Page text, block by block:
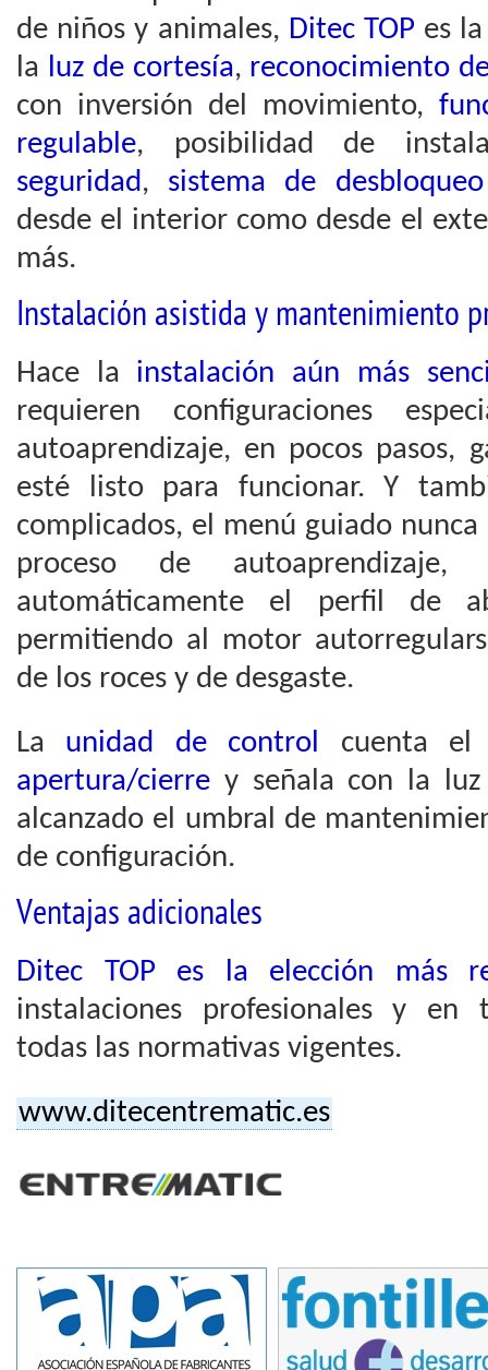
de niños y animales, Ditec TOP es
la luz de cortesía, reconocimiento
con inversión del movimiento,
regulable, posibilidad de
seguridad, sistema de
desde el interior como desde el
más.
Instalación asistida y mantenimiento
Hace la instalación aún más
requieren configuraciones
autoaprendizaje, en pocos pasos,
esté listo para funcionar. Y
complicados, el menú guiado
proceso de
automáticamente el perfil de
permitiendo al motor
de los roces y de desgaste.
La unidad de control cuenta
apertura/cierre y señala con la
alcanzado el umbral de
de configuración.
Ventajas adicionales
Ditec TOP es la elección más
instalaciones profesionales y
todas las normativas vigentes.
www.ditecentrematic.es